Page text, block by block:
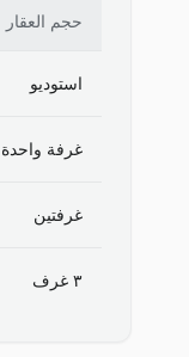
حجم العقار
استوديو
غرفة واحدة
غرفتين
٣ غرف